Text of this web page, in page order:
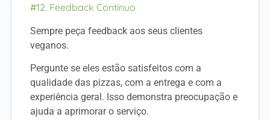
#12. Feedback Contínuo
Sempre peça feedback aos seus clientes
veganos.
Pergunte se eles estão satisfeitos com a
qualidade das pizzas, com a entrega e com a
experiência geral. Isso demonstra preocupação e
ajuda a aprimorar o serviço.